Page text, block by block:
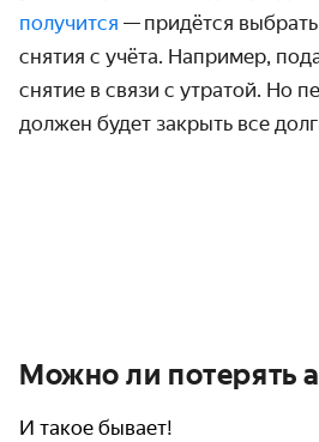
получится — придётся
снятия с учёта. Например,
снятие в связи с утратой. Но
должен будет закрыть все
Можно ли потерять
И такое бывает!